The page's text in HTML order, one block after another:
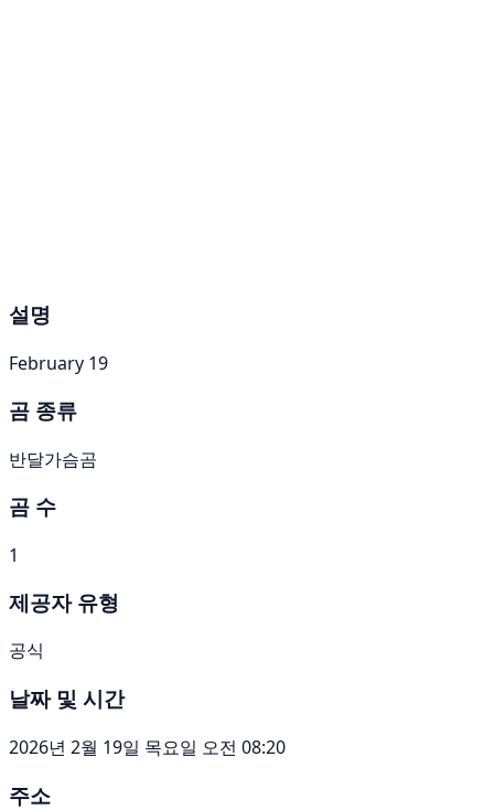
설명
February 19
곰 종류
반달가슴곰
곰 수
1
제공자 유형
공식
날짜 및 시간
2026년 2월 19일 목요일 오전 08:20
주소